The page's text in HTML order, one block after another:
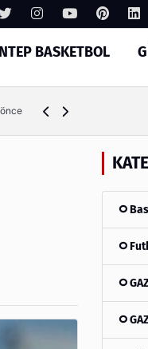
BASKETBOL
Gaziantep FK'da